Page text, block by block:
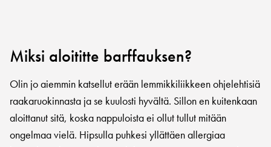
Miksi aloititte barffauksen?
Olin jo aiemmin katsellut erään lemmikkiliikkeen ohjelehtisiä
raakaruokinnasta ja se kuulosti hyvältä. Sillon en kuitenkaan
aloittanut sitä, koska nappuloista ei ollut tullut mitään
ongelmaa vielä. Hipsulla puhkesi yllättäen allergiaa